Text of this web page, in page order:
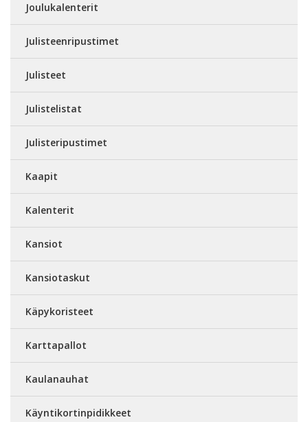
Joulukalenterit
Julisteenripustimet
Julisteet
Julistelistat
Julisteripustimet
Kaapit
Kalenterit
Kansiot
Kansiotaskut
Käpykoristeet
Karttapallot
Kaulanauhat
Käyntikortinpidikkeet